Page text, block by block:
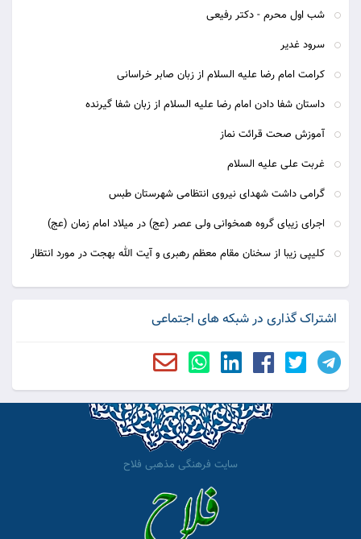
شب اول محرم - دکتر رفیعی
سرود غدیر
کرامت امام رضا علیه السلام از زبان صابر خراسانی
داستان شفا دادن امام رضا علیه السلام از زبان شفا گیرنده
آموزش صحت قرائت نماز
غربت علی علیه السلام
گرامی داشت شهدای نیروی انتظامی شهرستان طبس
اجرای زیبای گروه همخوانی ولی عصر (عج) در میلاد امام زمان (عج)
کلیپی زیبا از سخنان مقام معظم رهبری و آیت الله بهجت در مورد انتظار
اشتراک گذاری در شبکه های اجتماعی
سایت فرهنگی مذهبی فلاح